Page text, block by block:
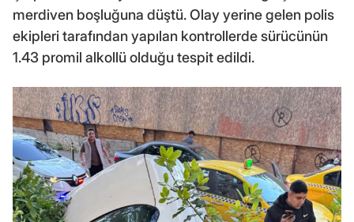
merdiven boşluğuna düştü. Olay yerine gelen polis
ekipleri tarafından yapılan kontrollerde sürücünün
1.43 promil alkollü olduğu tespit edildi.